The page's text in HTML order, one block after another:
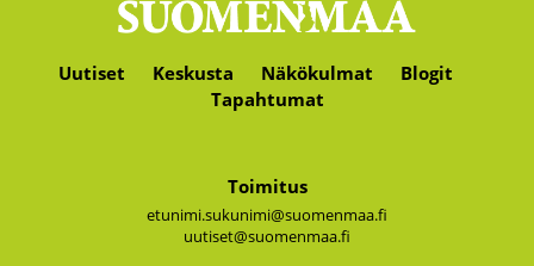
Uutiset Keskusta Näkökulmat
Blogit
Tapahtumat
Toimitus
etunimi.sukunimi@suomenmaa.fi
uutiset@suomenmaa.fi